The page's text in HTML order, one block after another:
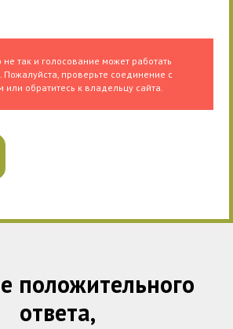
не так и голосование может работать
Пожалуйста, проверьте соединение с
или обратитесь к владельцу сайта.
положительного
ответа,